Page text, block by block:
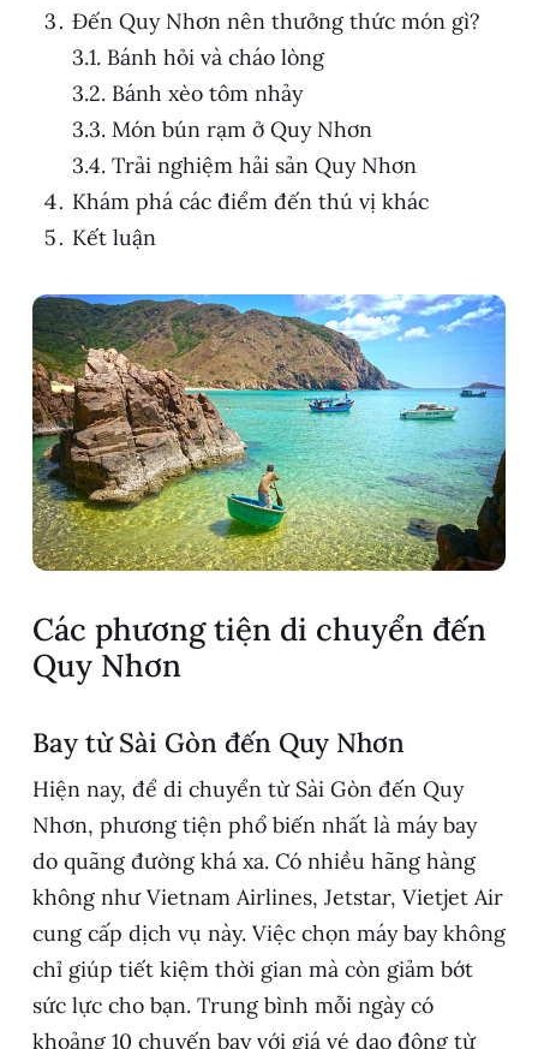
Đến Quy Nhơn nên thưởng thức món gì?
Bánh hỏi và cháo lòng
Bánh xèo tôm nhảy
Món bún rạm ở Quy Nhơn
Trải nghiệm hải sản Quy Nhơn
Khám phá các điểm đến thú vị khác
Kết luận
Các phương tiện di chuyển đến
Quy Nhơn
Bay từ Sài Gòn đến Quy Nhơn
Hiện nay, để di chuyển từ Sài Gòn đến Quy
Nhơn, phương tiện phổ biến nhất là máy bay
do quãng đường khá xa. Có nhiều hãng hàng
không như Vietnam Airlines, Jetstar, Vietjet Air
cung cấp dịch vụ này. Việc chọn máy bay không
chỉ giúp tiết kiệm thời gian mà còn giảm bớt
sức lực cho bạn. Trung bình mỗi ngày có
khoảng 10 chuyến bay với giá vé dao động từ